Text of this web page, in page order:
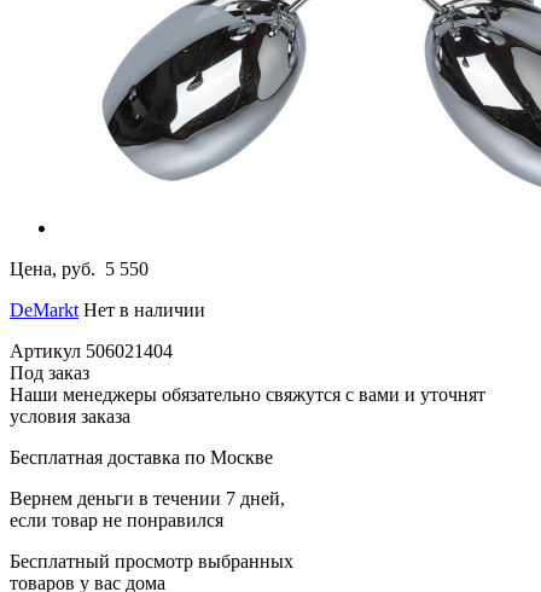
Цена, руб. 5 550
DeMarkt Нет в наличии
Артикул 506021404
Под заказ
Наши менеджеры обязательно свяжутся с вами и уточнят
условия заказа
Бесплатная доставка по Москве
Вернем деньги в течении 7 дней,
если товар не понравился
Бесплатный просмотр выбранных
товаров у вас дома